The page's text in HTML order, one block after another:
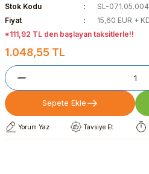
Stok Kodu
SL-071.05.004
Fiyat
15,60 EUR +
*111,92 TL den başlayan taksitlerle!!
1.048,55 TL
Sepete Ekle
Yorum Yaz Tavsiye Et